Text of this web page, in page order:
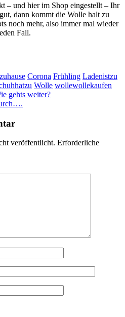
– und hier im Shop eingestellt – Ihr
dann kommt die Wolle halt zu
noch mehr, also immer mal wieder
Fall.
Corona Frühling Ladenistzu
Wolle wollewollekaufen
gehts weiter?
veröffentlicht. Erforderliche